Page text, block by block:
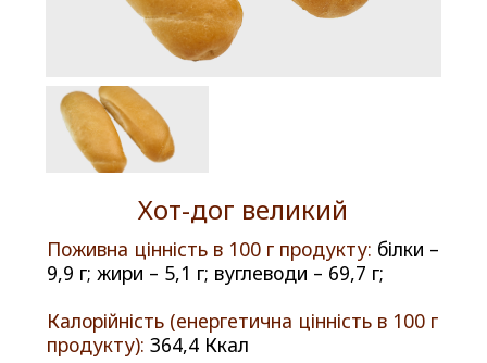
Хот-дог великий
Поживна цінність в 100 г продукту: білки –
9,9 г; жири – 5,1 г; вуглеводи – 69,7 г;
Калорійність (енергетична цінність в 100 г
продукту): 364,4 Ккал